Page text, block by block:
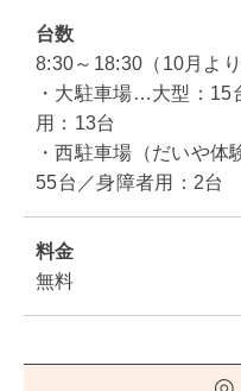
台数
8:30～18:30（10月よ
・大駐車場…大型：15
用：13台
・西駐車場（だいや
55台／身障者用：2台
料金
無料